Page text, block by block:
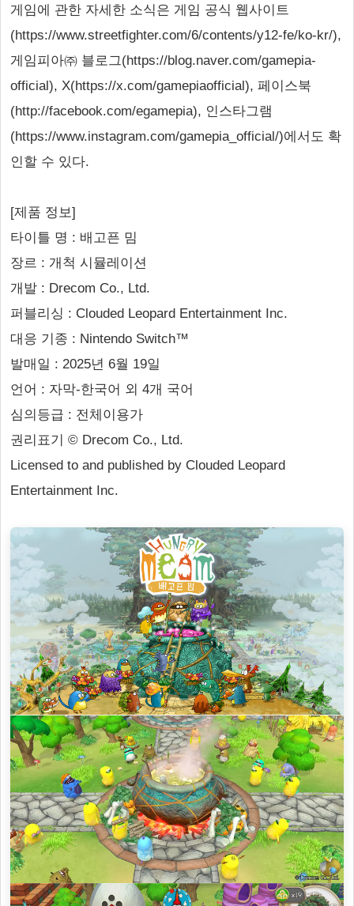
게임에 관한 자세한 소식은 게임 공식 웹사이트
(https://www.streetfighter.com/6/contents/y12-fe/ko-kr/),
게임피아㈜ 블로그(https://blog.naver.com/gamepia-
official), X(https://x.com/gamepiaofficial), 페이스북
(http://facebook.com/egamepia), 인스타그램
(https://www.instagram.com/gamepia_official/)에서도 확
인할 수 있다.
[제품 정보]
타이틀 명 : 배고픈 밈
장르 : 개척 시뮬레이션
개발 : Drecom Co., Ltd.
퍼블리싱 : Clouded Leopard Entertainment Inc.
대응 기종 : Nintendo Switch™
발매일 : 2025년 6월 19일
언어 : 자막-한국어 외 4개 국어
심의등급 : 전체이용가
권리표기 © Drecom Co., Ltd.
Licensed to and published by Clouded Leopard
Entertainment Inc.